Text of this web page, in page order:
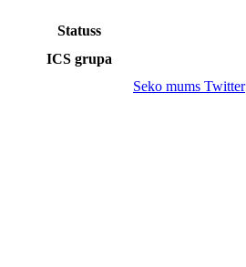
Statuss
ICS grupa
Seko mums Twitter